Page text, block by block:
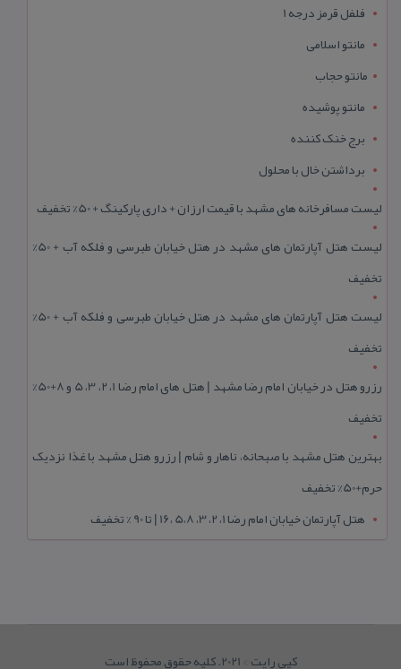
فلفل قرمز درجه 1
مانتو اسلامی
مانتو حجاب
مانتو پوشیده
برج خنک کننده
برداشتن خال با محلول
لیست مسافرخانه های مشهد با قیمت ارزان + داری پارکینگ + 50% تخفیف
لیست هتل آپارتمان های مشهد در هتل خیابان طبرسی و فلکه آب + 50%
تخفیف
لیست هتل آپارتمان های مشهد در هتل خیابان طبرسی و فلکه آب + 50%
تخفیف
رزرو هتل در خیابان امام رضا مشهد | هتل‌ های امام رضا 1، 2، 3، 5 و 8+50%
تخفیف
بهترین هتل مشهد با صبحانه، ناهار و شام | رزرو هتل مشهد با غذا نزدیک
حرم+50% تخفیف
هتل آپارتمان خیابان امام رضا 1، 2، 3، 5،8 ،16 | تا 90 % تخفیف
کپی رایت © 2021. کلیه حقوق محفوظ است